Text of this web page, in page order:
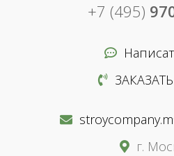
+7 (495)
г.